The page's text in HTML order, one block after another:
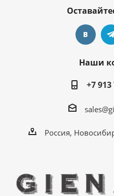
Наши
+7 913
Россия,